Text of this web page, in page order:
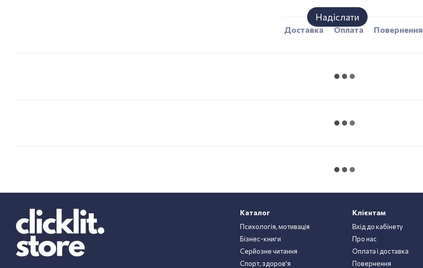
Надіслати
Доставка Оплата Повернення
Каталог
Психологія, мотивація
Бізнес-книги
Серйозне читання
Спорт, здоров'я
Клієнтам
Вхід до кабінету
Про нас
Оплата і доставка
Повернення